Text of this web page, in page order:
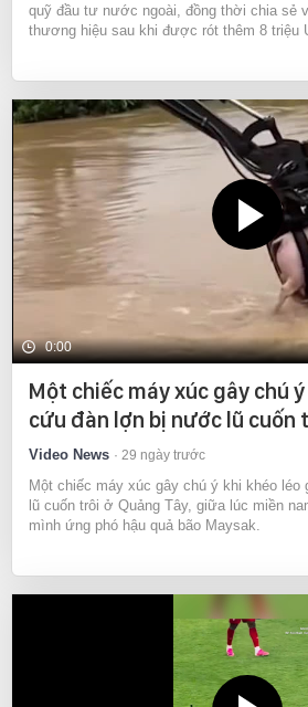
quỹ đầu tư nước ngoài, đồng thời chia sẻ
thương hiệu sau khi được rót thêm 8 triệu
0:00
Một chiếc máy xúc gây chú
cứu đàn lợn bị nước lũ cuốn
Video News 29 ngày trước
Một chiếc máy xúc gây chú ý khi khéo
lũ cuốn trôi ở Quảng Tây, giữa lúc miền
mình ứng phó hậu quả bão Maysak.